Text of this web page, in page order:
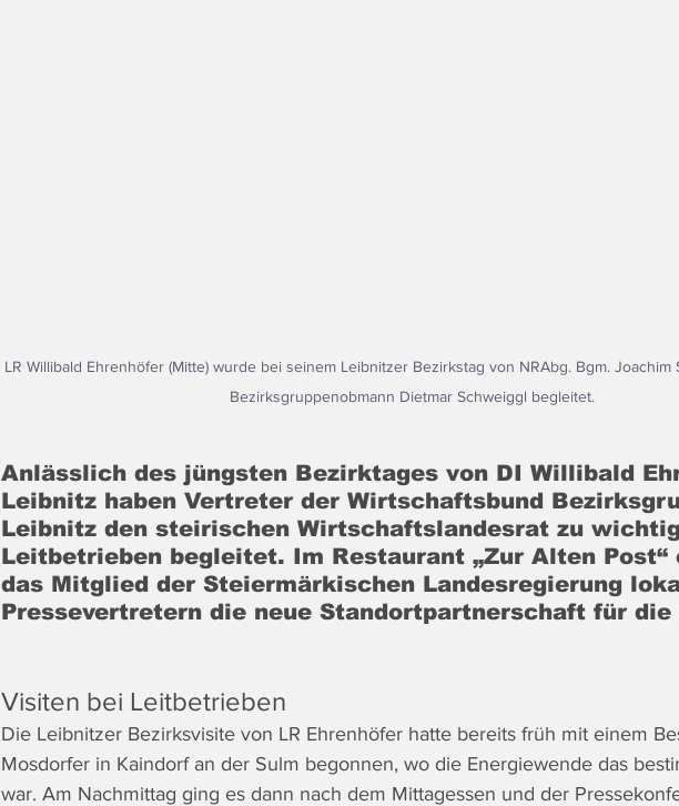
LR Willibald Ehrenhöfer (Mitte) wurde bei seinem Leibnitzer Bezirkstag von NRAbg. Bgm. Joachim
Bezirksgruppenobmann Dietmar Schweiggl begleitet.
Anlässlich des jüngsten Bezirktages von DI Willibald
Leibnitz haben Vertreter der Wirtschaftsbund
Leibnitz den steirischen Wirtschaftslandesrat zu
Leitbetrieben begleitet. Im Restaurant „Zur Alten
das Mitglied der Steiermärkischen Landesregierung
Pressevertretern die neue Standortpartnerschaft für die
Visiten bei Leitbetrieben
Die Leibnitzer Bezirksvisite von LR Ehrenhöfer hatte bereits früh mit einem
Mosdorfer in Kaindorf an der Sulm begonnen, wo die Energiewende das
war. Am Nachmittag ging es dann nach dem Mittagessen und der